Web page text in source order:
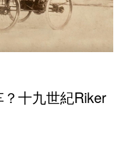
十九世紀Riker